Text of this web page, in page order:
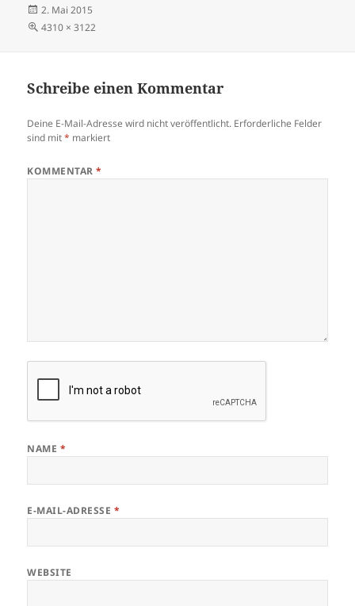
Veröffentlicht
am
2. Mai 2015
Volle
4310 × 3122
Schreibe einen Kommentar
Deine E-Mail-Adresse wird nicht veröffentlicht. Erforderliche Felder
sind mit* markiert
KOMMENTAR*
NAME *
E-MAIL-ADRESSE *
WEBSITE